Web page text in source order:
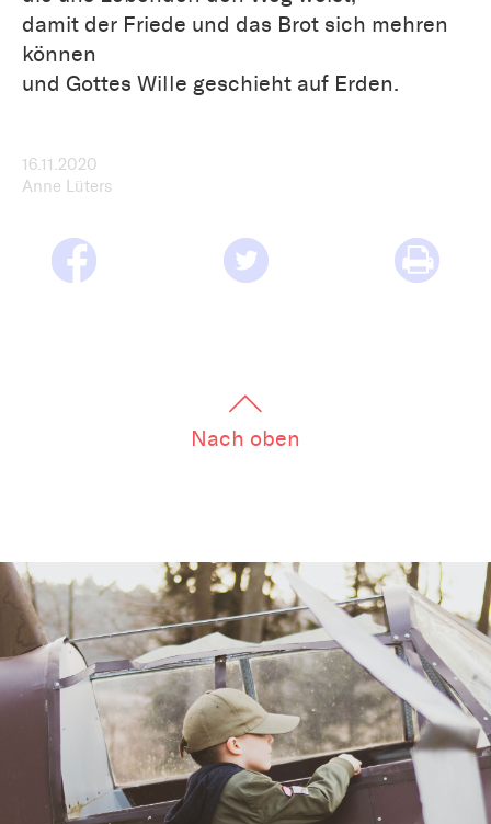
damit der Friede und das Brot sich mehren
können
und Gottes Wille geschieht auf Erden.
16.11.2020
Anne Lüters
Nach oben